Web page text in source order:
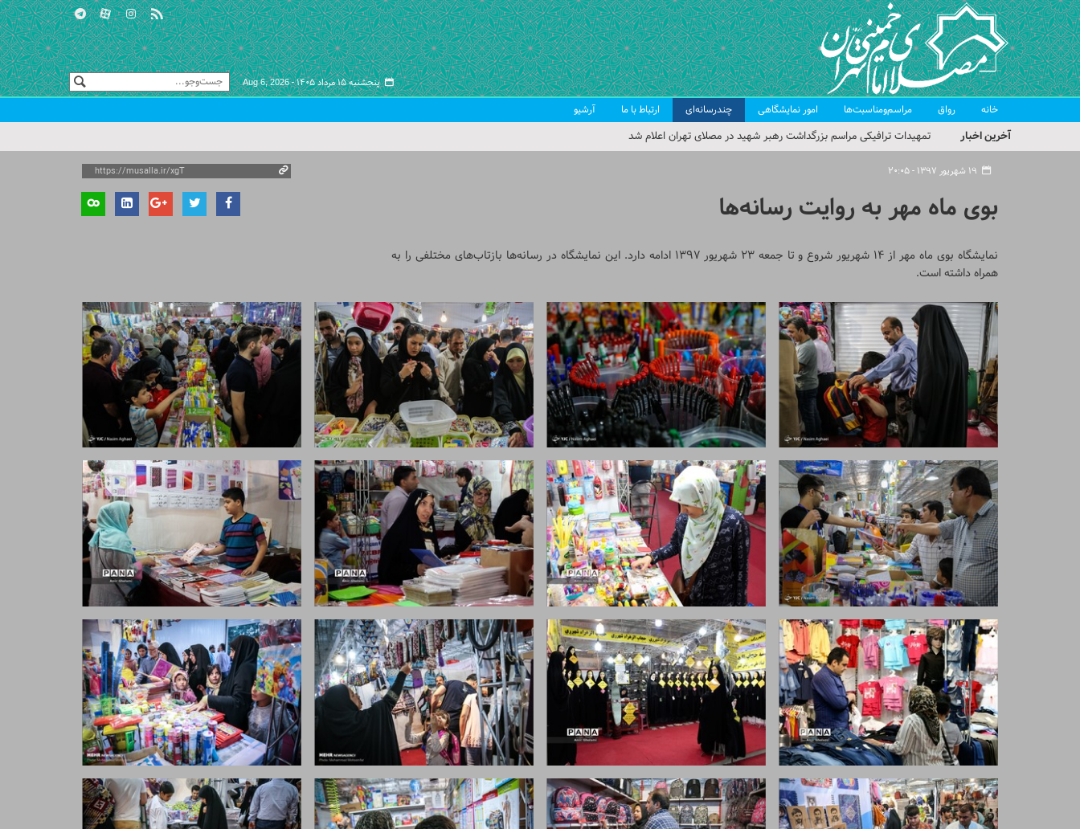
پنجشنبه ۱۵ مرداد ۱۴۰۵ - Aug 6, 2026
خانه رواق مراسم‌ومناسبت‌ها امور نمایشگاهی چندرسانه‌ای ارتباط با ما آرشیو
آخرین اخبار
تمهیدات ترافیکی مراسم بزرگداشت رهبر شهید در مصلای تهران اعلام شد
حجت‌الاسلام حاج علی‌اکبری؛ خطیب این هفته نماز جمعه تهران
مراسم بزرگداشت امام مجاهد شهید در مصلای تهران از سوی رهبر معظم انقلاب
گزارش تصویری| مراسم نماز بر پیکر امام شهید انقلاب اسلامی ایران
گزارش تصویری| مراسم بزرگداشت آقای شهید ایران
بوی ماه مهر به روایت رسانه‌ها
نمایشگاه بوی ماه مهر از ۱۴ شهریور شروع و تا جمعه ۲۳ شهریور ۱۳۹۷ ادامه دارد. این نمایشگاه در رسانه‌ها بازتاب‌های مختلفی را به
همراه داشته است.